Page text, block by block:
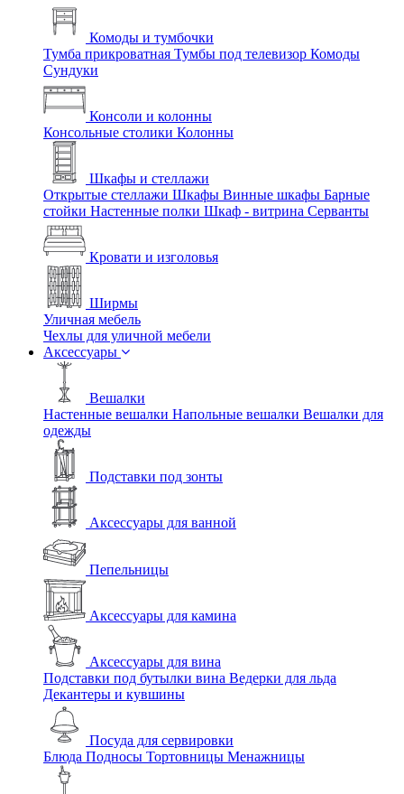
Комоды и тумбочки
Тумба прикроватная Тумбы под телевизор Комоды
Сундуки
Консоли и колонны
Консольные столики Колонны
Шкафы и стеллажи
Открытые стеллажи Шкафы Винные шкафы Барные
стойки Настенные полки Шкаф - витрина Серванты
Кровати и изголовья
Ширмы
Уличная мебель
Чехлы для уличной мебели
Аксессуары
Вешалки
Настенные вешалки Напольные вешалки Вешалки для
одежды
Подставки под зонты
Аксессуары для ванной
Пепельницы
Аксессуары для камина
Аксессуары для вина
Подставки под бутылки вина Ведерки для льда
Декантеры и кувшины
Посуда для сервировки
Блюда Подносы Тортовницы Менажницы